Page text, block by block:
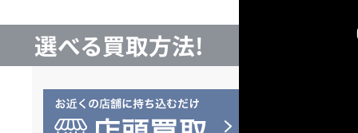
選べる買取方法!